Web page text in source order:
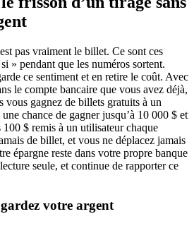
pas vraiment le billet. Ce sont ces
» pendant que les numéros sortent.
ce sentiment et en retire le coût. Avec
le compte bancaire que vous avez déjà,
vous gagnez de billets gratuits à un
chance de gagner jusqu’à 10 000 $ et
$ remis à un utilisateur chaque
de billet, et vous ne déplacez jamais
épargne reste dans votre propre banque
seule, et continue de rapporter ce
votre argent